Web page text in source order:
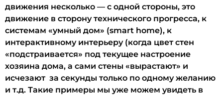
движения несколько — с одной стороны, это
движение в сторону технического прогресса, к
системам «умный дом» (smart home), к
интерактивному интерьеру (когда цвет стен
«подстраивается» под текущее настроение
хозяина дома, а сами стены «вырастают» и
исчезают за секунды только по одному желанию
и т.д. Такие примеры мы уже можем увидеть в